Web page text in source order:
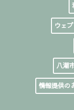
ウェ
八潮
情報提供の